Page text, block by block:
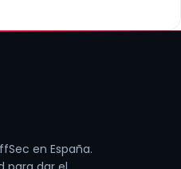
en España.